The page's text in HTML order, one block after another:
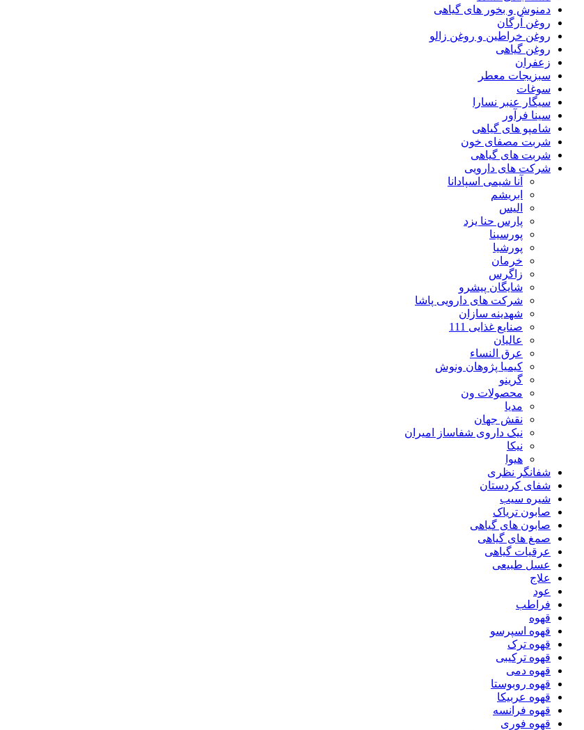
دمنوش و بخور های گیاهی
روغن آرگان
روغن خراطین و روغن زالو
روغن گیاهی
زعفران
سبزیجات معطر
سوغات
سیگار عنبر نسارا
سینا فرآور
شامپو های گیاهی
شربت مصفای خون
شربت های گیاهی
شرکت های دارویی
آنا شیمی اسپادانا
ابریشم
الیس
پارس حنا یزد
پورسینا
پورشیا
خرمان
زاگرس
شایگان پیشرو
شرکت های دارویی پاشا
شهدینه سازان
صنایع غذایی 111
عالیان
عرق النساء
کیمیا پژوهان ونوش
گرینو
محصولات ون
مدیا
نقش جهان
نیک داروی شفاساز امیران
نیکا
هیوا
شفانگر نظری
شفای کردستان
شیره سیب
صابون تریاک
صابون های گیاهی
صمغ های گیاهی
عرقیات گیاهی
عسل طبیعی
علاج
عود
فراطب
قهوه
قهوه اسپرسو
قهوه ترک
قهوه ترکیبی
قهوه دمی
قهوه روبوستا
قهوه عربیکا
قهوه فرانسه
قهوه فوری